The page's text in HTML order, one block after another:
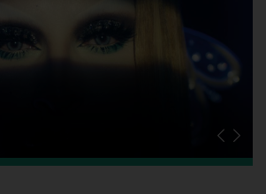
Festival Zurich
der jüdischen Filmwelt
Fantastic Film Festival
Film Festival